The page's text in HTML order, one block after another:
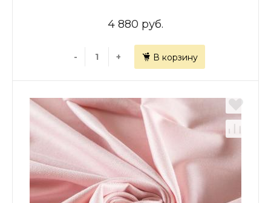
4 880 руб.
- + В корзину